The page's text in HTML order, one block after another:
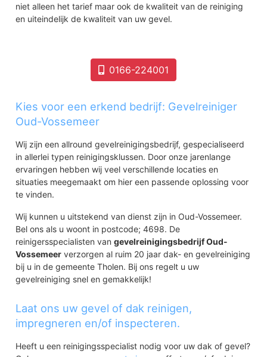
niet alleen het tarief maar ook de kwaliteit van de reiniging
en uiteindelijk de kwaliteit van uw gevel.
0166-224001
Kies voor een erkend bedrijf: Gevelreiniger
Oud-Vossemeer
Wij zijn een allround gevelreinigingsbedrijf, gespecialiseerd
in allerlei typen reinigingsklussen. Door onze jarenlange
ervaringen hebben wij veel verschillende locaties en
situaties meegemaakt om hier een passende oplossing voor
te vinden.
Wij kunnen u uitstekend van dienst zijn in Oud-Vossemeer.
Bel ons als u woont in postcode; 4698. De
reinigersspecialisten vangevelreinigingsbedrijf Oud-
Vossemeer verzorgen al ruim 20 jaar dak- en gevelreiniging
bij u in de gemeente Tholen. Bij ons regelt u uw
gevelreiniging snel en gemakkelijk!
Laat ons uw gevel of dak reinigen,
impregneren en/of inspecteren.
Heeft u een reinigingsspecialist nodig voor uw dak of gevel?